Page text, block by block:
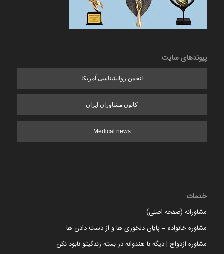
پیوندهای سایت
انجمن روانشناسی آمریکا
کانون مشاوران ایران
Medical news
خدمات
مشاورانه (صفحه اصلی)
مشاوره خانواده = پایان دلخوری ها و از دست دادن ها
مشاوره ازدواج | دیگه با هندوانه در بسته زندگیتو نابود نکن